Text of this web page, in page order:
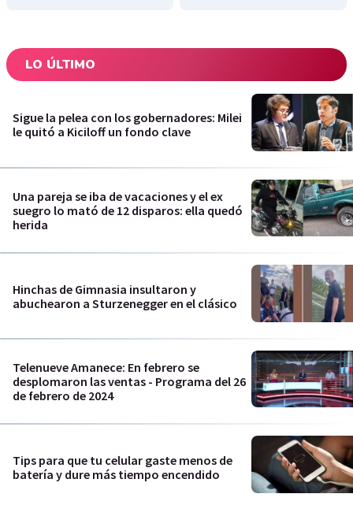
LO ÚLTIMO
Sigue la pelea con los gobernadores: Milei
le quitó a Kiciloff un fondo clave
Una pareja se iba de vacaciones y el ex
suegro lo mató de 12 disparos: ella quedó
herida
Hinchas de Gimnasia insultaron y
abuchearon a Sturzenegger en el clásico
Telenueve Amanece: En febrero se
desplomaron las ventas - Programa del 26
de febrero de 2024
Tips para que tu celular gaste menos de
batería y dure más tiempo encendido